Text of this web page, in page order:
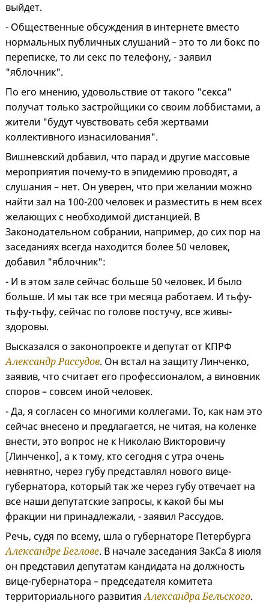
выйдет.
- Общественные обсуждения в интернете вместо
нормальных публичных слушаний – это то ли бокс по
переписке, то ли секс по телефону, - заявил
"яблочник".
По его мнению, удовольствие от такого "секса"
получат только застройщики со своим лоббистами, а
жители "будут чувствовать себя жертвами
коллективного изнасилования".
Вишневский добавил, что парад и другие массовые
мероприятия почему-то в эпидемию проводят, а
слушания – нет. Он уверен, что при желании можно
найти зал на 100-200 человек и разместить в нем всех
желающих с необходимой дистанцией. В
Законодательном собрании, например, до сих пор на
заседаниях всегда находится более 50 человек,
добавил "яблочник":
- И в этом зале сейчас больше 50 человек. И было
больше. И мы так все три месяца работаем. И тьфу-
тьфу-тьфу, сейчас по голове постучу, все живы-
здоровы.
Высказался о законопроекте и депутат от КПРФ
Александр Рассудов. Он встал на защиту Линченко,
заявив, что считает его профессионалом, а виновник
споров – совсем иной человек.
- Да, я согласен со многими коллегами. То, как нам это
сейчас внесено и предлагается, не читая, на коленке
внести, это вопрос не к Николаю Викторовичу
[Линченко], а к тому, кто сегодня с утра очень
невнятно, через губу представлял нового вице-
губернатора, который так же через губу отвечает на
все наши депутатские запросы, к какой бы мы
фракции ни принадлежали, - заявил Рассудов.
Речь, судя по всему, шла о губернаторе Петербурга
Александре Беглове. В начале заседания ЗакСа 8 июля
он представил депутатам кандидата на должность
вице-губернатора – председателя комитета
территориального развитияАлександра Бельского.